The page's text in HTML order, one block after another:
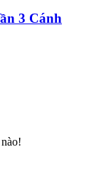
Trần 3 Cánh